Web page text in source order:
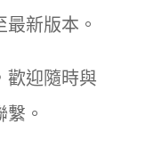
新版本。
歡迎隨時與
。